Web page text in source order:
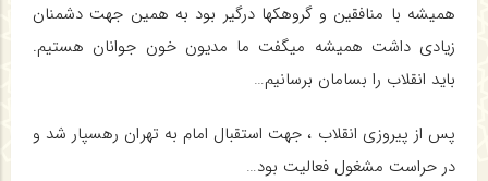
همیشه با منافقین و گروهکها درگیر بود به همین جهت دشمنان
زیادی داشت همیشه میگفت ما مدیون خون جوانان هستیم.
باید انقلاب را بسامان برسانیم…
پس از پیروزی انقلاب ، جهت استقبال امام به تهران رهسپار شد و
در حراست مشغول فعالیت بود…